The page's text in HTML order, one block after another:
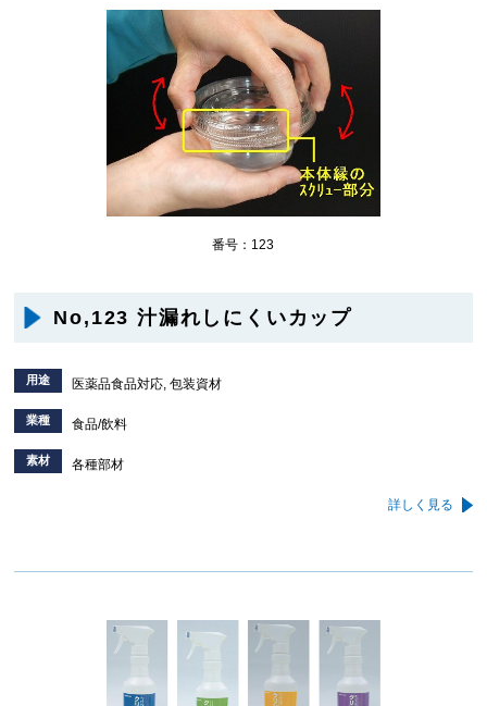
番号：123
No,123 汁漏れしにくいカップ
用途 医薬品食品対応, 包装資材
業種 食品/飲料
素材 各種部材
詳しく見る